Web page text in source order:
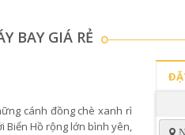
BAY GIÁ RẺ
cánh đồng chè xanh rì
Biển Hồ rộng lớn bình yên,